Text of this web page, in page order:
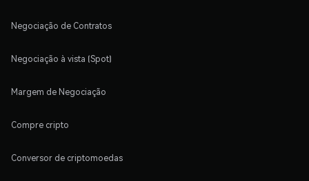
Negociação de Contratos
Negociação à vista (Spot)
Margem de Negociação
Compre cripto
Conversor de criptomoedas